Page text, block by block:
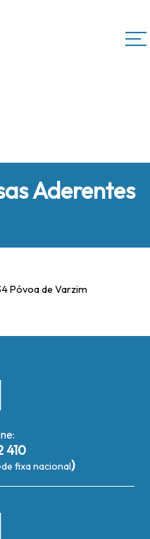
Aderentes
Póvoa de Varzim
410
fixa nacional)